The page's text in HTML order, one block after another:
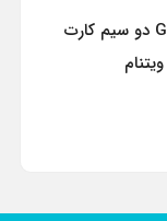
گوشی موبایل سامسونگ مدل Galaxy A26 دو سیم کارت